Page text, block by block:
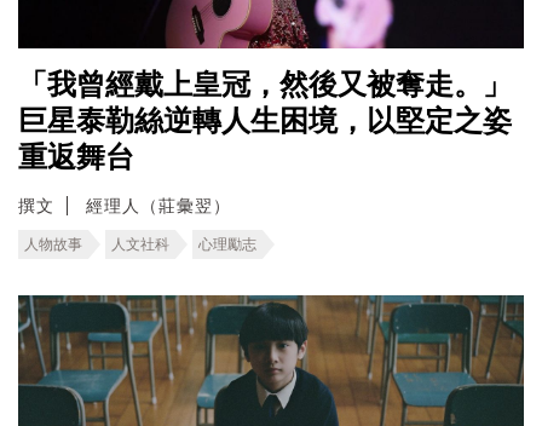
「我曾經戴上皇冠，然後又被奪走。」
巨星泰勒絲逆轉人生困境，以堅定之姿
重返舞台
撰文 經理人（莊彙翌）
人物故事 人文社科 心理勵志